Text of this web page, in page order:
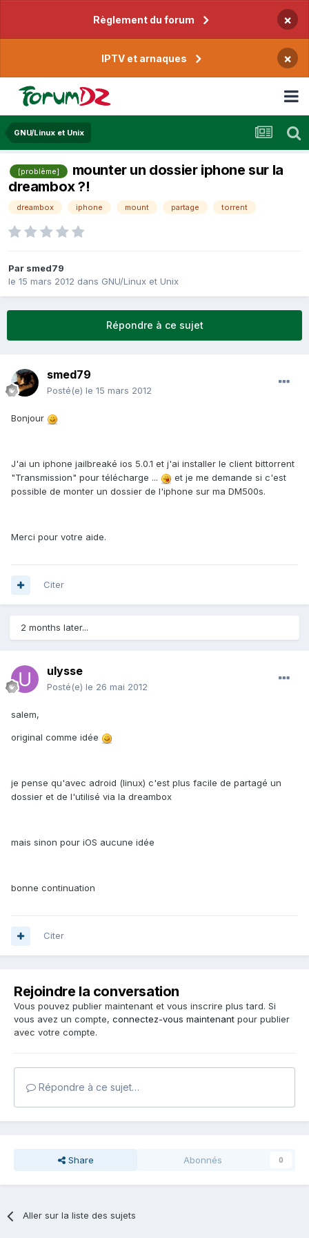
Règlement du forum ×
IPTV et arnaques ×
GNU/Linux et Unix
[problème]
mounter un dossier iphone sur la
dreambox ?!
dreambox iphone mount partage torrent
Par smed79
le 15 mars 2012 dans GNU/Linux et Unix
Répondre à ce sujet
smed79
Posté(e) le 15 mars 2012
Bonjour
J'ai un iphone jailbreaké ios 5.0.1 et j'ai installer le client bittorrent
"Transmission" pour télécharge ...
et je me demande si c'est
possible de monter un dossier de l'iphone sur ma DM500s.
Merci pour votre aide.
Citer
2 months later...
ulysse
Posté(e) le 26 mai 2012
salem,
original comme idée
je pense qu'avec adroid (linux) c'est plus facile de partagé un
dossier et de l'utilisé via la dreambox
mais sinon pour iOS aucune idée
bonne continuation
Citer
Rejoindre la conversation
Vous pouvez publier maintenant et vous inscrire plus tard. Si
vous avez un compte, connectez-vous maintenant pour publier
avec votre compte.
Répondre à ce sujet…
Share Abonnés 0
Aller sur la liste des sujets